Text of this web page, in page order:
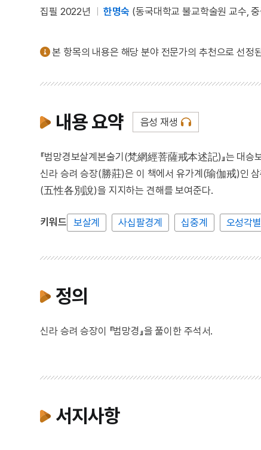
집필 2022년 한명숙 (동국대학교 불교학술원 교수,
본 항목의 내용은 해당 분야 전문가의 추천으로 선정
내용 요약 음성 재생
『범망경보살계본술기(梵網經菩薩戒本述記)』는 대승
신라 승려 승장(勝莊)은 이 책에서 유가계(瑜伽戒)인
(五性各別說)을 지지하는 견해를 보여준다.
키워드 보살계 사십팔경계 십중계 오성각
정의
신라 승려 승장이 『범망경』을 풀이한 주석서.
서지사항